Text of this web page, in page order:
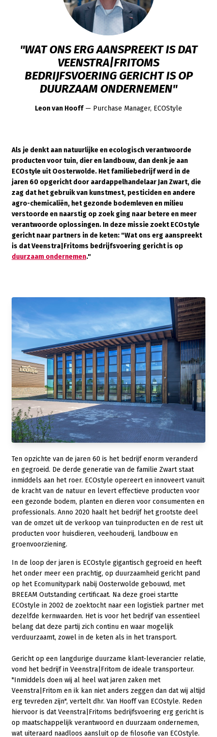
"WAT ONS ERG AANSPREEKT IS DAT
VEENSTRA|FRITOMS
BEDRIJFSVOERING GERICHT IS OP
DUURZAAM ONDERNEMEN"
Leon van Hooff— Purchase Manager, ECOStyle
Als je denkt aan natuurlijke en ecologisch verantwoorde
producten voor tuin, dier en landbouw, dan denk je aan
ECOstyle uit Oosterwolde. Het familiebedrijf werd in de
jaren 60 opgericht door aardappelhandelaar Jan Zwart, die
zag dat het gebruik van kunstmest, pesticiden en andere
agro-chemicaliën, het gezonde bodemleven en milieu
verstoorde en naarstig op zoek ging naar betere en meer
verantwoorde oplossingen. In deze missie zoekt ECOstyle
gericht naar partners in de keten: "Wat ons erg aanspreekt
is dat Veenstra|Fritoms bedrijfsvoering gericht is op
duurzaam ondernemen."
Ten opzichte van de jaren 60 is het bedrijf enorm veranderd
en gegroeid. De derde generatie van de familie Zwart staat
inmiddels aan het roer. ECOstyle opereert en innoveert vanuit
de kracht van de natuur en levert effectieve producten voor
een gezonde bodem, planten en dieren voor consumenten en
professionals. Anno 2020 haalt het bedrijf het grootste deel
van de omzet uit de verkoop van tuinproducten en de rest uit
producten voor huisdieren, veehouderij, landbouw en
groenvoorziening.
In de loop der jaren is ECOstyle gigantisch gegroeid en heeft
het onder meer een prachtig, op duurzaamheid gericht pand
op het Ecomunitypark nabij Oosterwolde gebouwd, met
BREEAM Outstanding certificaat. Na deze groei startte
ECOstyle in 2002 de zoektocht naar een logistiek partner met
dezelfde kernwaarden. Het is voor het bedrijf van essentieel
belang dat deze partij zich continu en waar mogelijk
verduurzaamt, zowel in de keten als in het transport.
Gericht op een langdurige duurzame klant-leverancier relatie,
vond het bedrijf in Veenstra|Fritom de ideale transporteur.
"Inmiddels doen wij al heel wat jaren zaken met
Veenstra|Fritom en ik kan niet anders zeggen dan dat wij altijd
erg tevreden zijn", vertelt dhr. Van Hooff van ECOstyle. Reden
hiervoor is dat Veenstra|Fritoms bedrijfsvoering erg gericht is
op maatschappelijk verantwoord en duurzaam ondernemen,
wat uiteraard naadloos aansluit op de filosofie van ECOstyle.